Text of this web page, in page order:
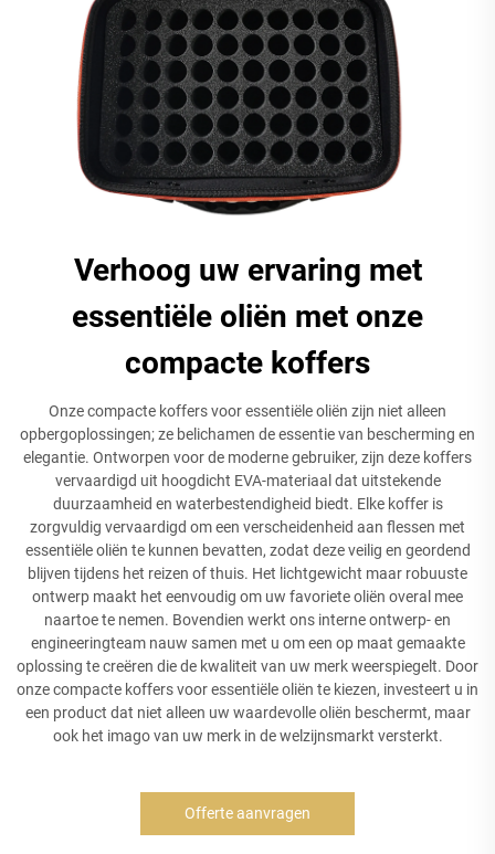
Verhoog uw ervaring met
essentiële oliën met onze
compacte koffers
Onze compacte koffers voor essentiële oliën zijn niet alleen
opbergoplossingen; ze belichamen de essentie van bescherming en
elegantie. Ontworpen voor de moderne gebruiker, zijn deze koffers
vervaardigd uit hoogdicht EVA-materiaal dat uitstekende
duurzaamheid en waterbestendigheid biedt. Elke koffer is
zorgvuldig vervaardigd om een verscheidenheid aan flessen met
essentiële oliën te kunnen bevatten, zodat deze veilig en geordend
blijven tijdens het reizen of thuis. Het lichtgewicht maar robuuste
ontwerp maakt het eenvoudig om uw favoriete oliën overal mee
naartoe te nemen. Bovendien werkt ons interne ontwerp- en
engineeringteam nauw samen met u om een op maat gemaakte
oplossing te creëren die de kwaliteit van uw merk weerspiegelt. Door
onze compacte koffers voor essentiële oliën te kiezen, investeert u in
een product dat niet alleen uw waardevolle oliën beschermt, maar
ook het imago van uw merk in de welzijnsmarkt versterkt.
Offerte aanvragen